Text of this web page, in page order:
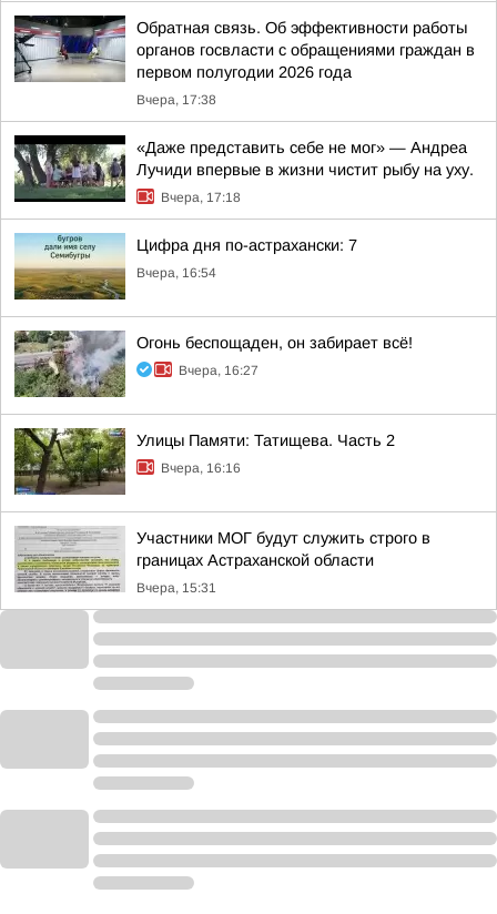
Обратная связь. Об эффективности работы
органов госвласти с обращениями граждан в
первом полугодии 2026 года
Вчера, 17:38
«Даже представить себе не мог» — Андреа
Лучиди впервые в жизни чистит рыбу на уху.
Вчера, 17:18
Цифра дня по-астрахански: 7
Вчера, 16:54
Огонь беспощаден, он забирает всё!
Вчера, 16:27
Улицы Памяти: Татищева. Часть 2
Вчера, 16:16
Участники МОГ будут служить строго в
границах Астраханской области
Вчера, 15:31